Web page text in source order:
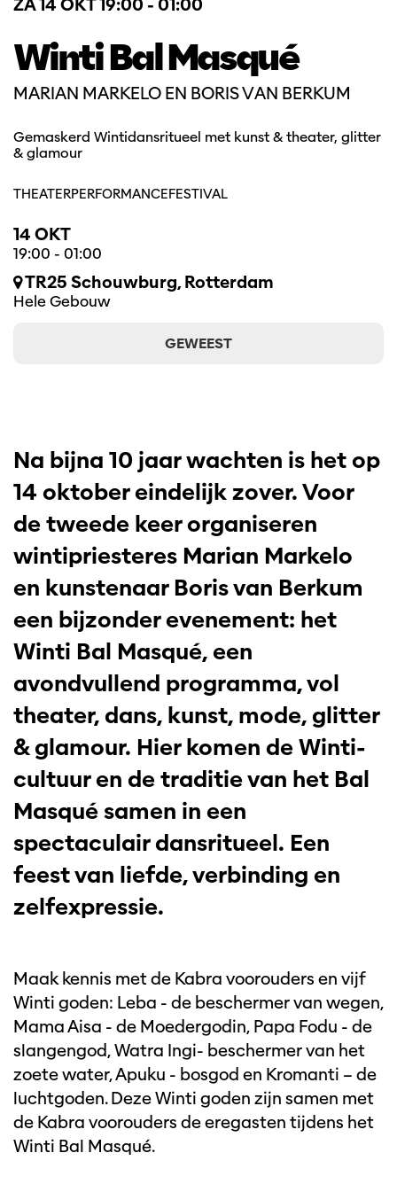
Winti Bal Masqué
MARIAN MARKELO EN BORIS VAN BERKUM
ZA 14 OKT19:00 - 01:00
Gemaskerd Wintidansritueel met kunst & theater, glitter
& glamour
THEATERPERFORMANCEFESTIVAL
14 OKT
19:00 - 01:00
TR25 Schouwburg, Rotterdam
Hele Gebouw
GEWEEST
Na bijna 10 jaar wachten is het op
14 oktober eindelijk zover. Voor
de tweede keer organiseren
wintipriesteres Marian Markelo
en kunstenaar Boris van Berkum
een bijzonder evenement: het
Winti Bal Masqué, een
avondvullend programma, vol
theater, dans, kunst, mode, glitter
& glamour. Hier komen de Winti-
cultuur en de traditie van het Bal
Masqué samen in een
spectaculair dansritueel. Een
feest van liefde, verbinding en
zelfexpressie.
Maak kennis met de Kabra voorouders en vijf
Winti goden: Leba - de beschermer van wegen,
Mama Aisa - de Moedergodin, Papa Fodu - de
slangengod, Watra Ingi- beschermer van het
zoete water, Apuku - bosgod en Kromanti – de
luchtgoden. Deze Winti goden zijn samen met
de Kabra voorouders de eregasten tijdens het
Winti Bal Masqué.